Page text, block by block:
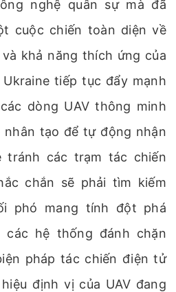
nghệ quân sự mà đã
cuộc chiến toàn diện về
khả năng thích ứng của
tiếp tục đẩy mạnh
dòng UAV thông minh
tạo để tự động nhận
tránh các trạm tác chiến
chắn sẽ phải tìm kiếm
phó mang tính đột phá
hệ thống đánh chặn
pháp tác chiến điện tử
định vị của UAV đang